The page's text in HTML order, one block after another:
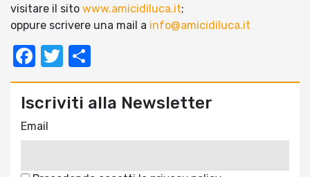
visitare il sito www.amicidiluca.it;
oppure scrivere una mail a info@amicidiluca.it
Facebook
Twitter
Iscriviti alla Newsletter
Email